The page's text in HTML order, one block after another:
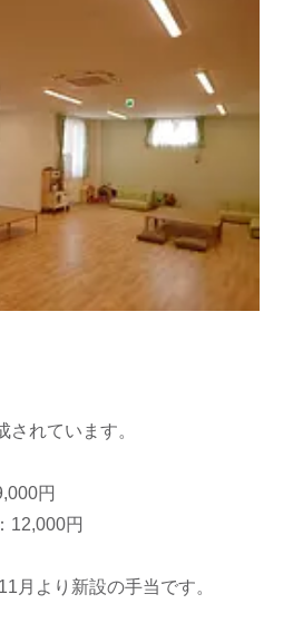
されています。
円
12,000円
月より新設の手当です。